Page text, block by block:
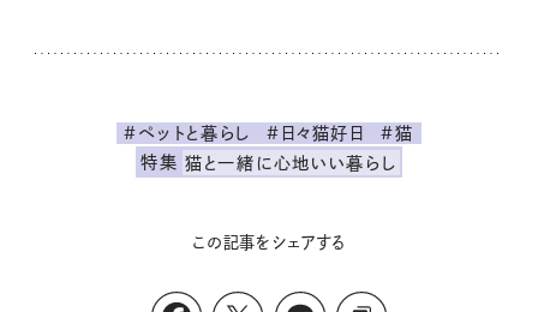
#ペットと暮らし #日々猫好日
#猫
特集 猫と一緒に心地いい暮らし
この記事をシェアする